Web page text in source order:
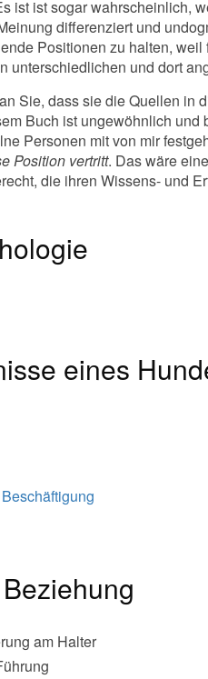
ist ist sogar wahrscheinlich,
differenziert und
Positionen zu halten,
unterschiedlichen und dort
Sie, dass sie die Quellen
Buch ist ungewöhnlich
Personen mit von mir
Position vertritt. Das wäre
die ihren Wissens- und
eines
am Halter